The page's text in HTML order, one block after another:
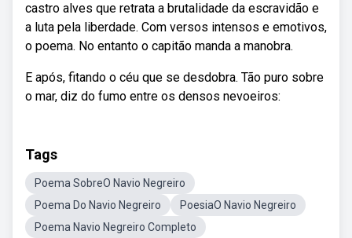
castro alves que retrata a brutalidade da escravidão e
a luta pela liberdade. Com versos intensos e emotivos,
o poema. No entanto o capitão manda a manobra.
E após, fitando o céu que se desdobra. Tão puro sobre
o mar, diz do fumo entre os densos nevoeiros:
Tags
Poema SobreO Navio Negreiro
Poema Do Navio Negreiro
PoesiaO Navio Negreiro
Poema Navio Negreiro Completo